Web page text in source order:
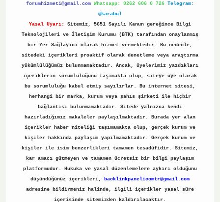
forumhizmeti@gmail.com Whatsapp: 0262 606 0 726 Telegram:
@karabul
Yasal Uyarı:
Sitemiz, 5651 Sayılı Kanun gereğince Bilgi
Teknolojileri ve İletişim Kurumu (BTK) tarafından onaylanmış
bir Yer Sağlayıcı olarak hizmet vermektedir. Bu nedenle,
sitedeki içerikleri proaktif olarak denetleme veya araştırma
yükümlülüğümüz bulunmamaktadır. Ancak, üyelerimiz yazdıkları
içeriklerin sorumluluğunu taşımakta olup, siteye üye olarak
bu sorumluluğu kabul etmiş sayılırlar. Bu internet sitesi,
herhangi bir marka, kurum veya şahıs şirketi ile hiçbir
bağlantısı bulunmamaktadır. Sitede yalnızca kendi
hazırladığımız makaleler paylaşılmaktadır. Burada yer alan
içerikler haber niteliği taşımamakta olup, gerçek kurum ve
kişiler hakkında paylaşım yapılmamaktadır. Gerçek kurum ve
kişiler ile isim benzerlikleri tamamen tesadüfidir. Sitemiz,
kar amacı gütmeyen ve tamamen ücretsiz bir bilgi paylaşım
platformudur. Hukuka ve yasal düzenlemelere aykırı olduğunu
düşündüğünüz içerikleri,
backlinkpanelicomtr@gmail.com
adresine bildirmeniz halinde, ilgili içerikler yasal süre
içerisinde sitemizden kaldırılacaktır.